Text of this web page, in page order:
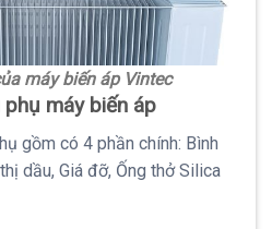
máy biến áp Vintec
máy biến áp
gồm có 4 phần chính: Bình
dầu, Giá đỡ, Ống thở Silica